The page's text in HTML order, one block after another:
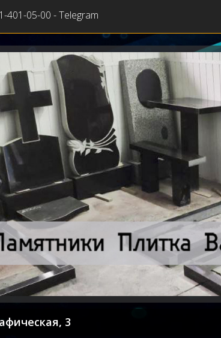
401-05-00 - Telegram
3